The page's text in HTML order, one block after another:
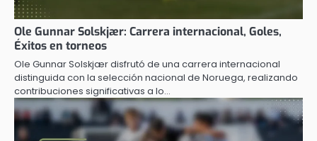
Ole Gunnar Solskjær: Carrera internacional, Goles,
Éxitos en torneos
Ole Gunnar Solskjær disfrutó de una carrera internacional
distinguida con la selección nacional de Noruega, realizando
contribuciones significativas a lo…